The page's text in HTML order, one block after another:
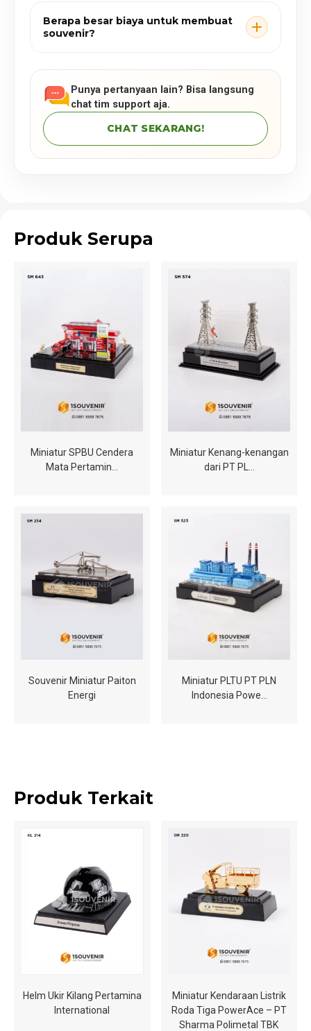
Berapa besar biaya untuk membuat
souvenir?
Punya pertanyaan lain? Bisa langsung
chat tim support aja.
CHAT SEKARANG!
Produk Serupa
Miniatur SPBU Cendera
Mata Pertamin…
Miniatur Kenang-kenangan
dari PT PL…
Souvenir Miniatur Paiton
Energi
Miniatur PLTU PT PLN
Indonesia Powe…
Produk Terkait
Helm Ukir Kilang Pertamina
International
Miniatur Kendaraan Listrik
Roda Tiga PowerAce – PT
Sharma Polimetal TBK